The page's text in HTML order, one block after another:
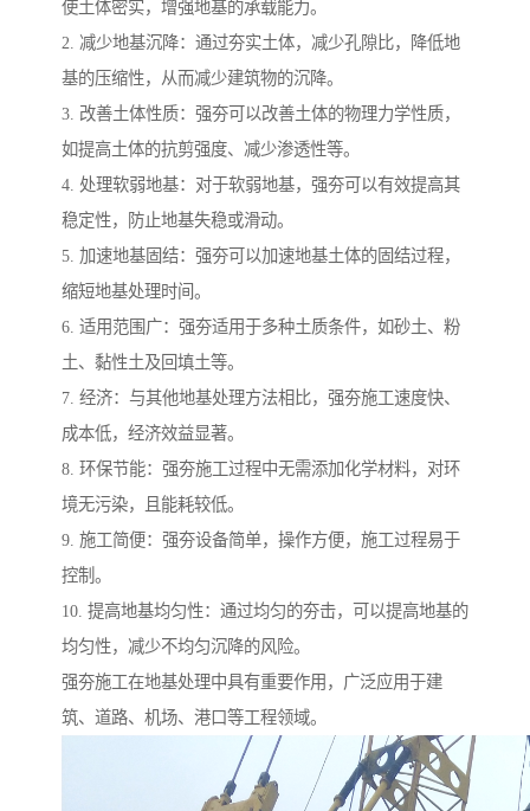
使土体密实，增强地基的承载能力。
2. 减少地基沉降：通过夯实土体，减少孔隙比，降低地
基的压缩性，从而减少建筑物的沉降。
3. 改善土体性质：强夯可以改善土体的物理力学性质，
如提高土体的抗剪强度、减少渗透性等。
4. 处理软弱地基：对于软弱地基，强夯可以有效提高其
稳定性，防止地基失稳或滑动。
5. 加速地基固结：强夯可以加速地基土体的固结过程，
缩短地基处理时间。
6. 适用范围广：强夯适用于多种土质条件，如砂土、粉
土、黏性土及回填土等。
7. 经济：与其他地基处理方法相比，强夯施工速度快、
成本低，经济效益显著。
8. 环保节能：强夯施工过程中无需添加化学材料，对环
境无污染，且能耗较低。
9. 施工简便：强夯设备简单，操作方便，施工过程易于
控制。
10. 提高地基均匀性：通过均匀的夯击，可以提高地基的
均匀性，减少不均匀沉降的风险。
强夯施工在地基处理中具有重要作用，广泛应用于建
筑、道路、机场、港口等工程领域。